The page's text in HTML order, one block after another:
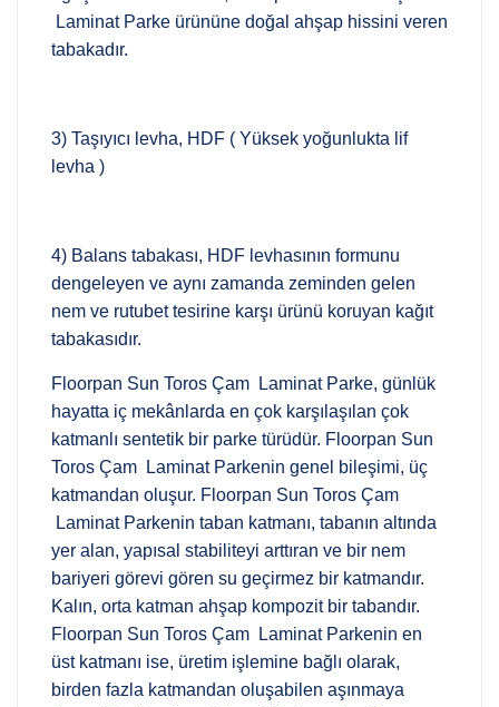
Laminat Parke ürününe doğal ahşap hissini veren
tabakadır.
3) Taşıyıcı levha, HDF ( Yüksek yoğunlukta lif
levha )
4) Balans tabakası, HDF levhasının formunu
dengeleyen ve aynı zamanda zeminden gelen
nem ve rutubet tesirine karşı ürünü koruyan kağıt
tabakasıdır.
Floorpan Sun Toros Çam Laminat Parke, günlük
hayatta iç mekânlarda en çok karşılaşılan çok
katmanlı sentetik bir parke türüdür. Floorpan Sun
Toros Çam Laminat Parkenin genel bileşimi, üç
katmandan oluşur. Floorpan Sun Toros Çam
Laminat Parkenin taban katmanı, tabanın altında
yer alan, yapısal stabiliteyi arttıran ve bir nem
bariyeri görevi gören su geçirmez bir katmandır.
Kalın, orta katman ahşap kompozit bir tabandır.
Floorpan Sun Toros Çam Laminat Parkenin en
üst katmanı ise, üretim işlemine bağlı olarak,
birden fazla katmandan oluşabilen aşınmaya